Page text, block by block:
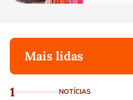
Mais lidas
1 NOTÍCIAS